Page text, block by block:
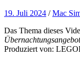
19. Juli 2024 /Mac
Das Thema dieses
Produziert von: